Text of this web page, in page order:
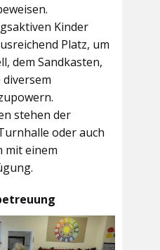
Kinder
Platz, um
dem Sandkasten,
stehen der
oder auch
mit einem